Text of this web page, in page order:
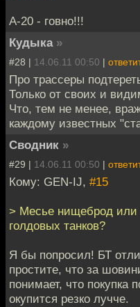
А-20 - говно!!!
Кудыка »
#28 | 14.06.11 00:50 |
Про трассеры
Только от своих и
Что, тем не менее,
каждому известных
Сводник »
#29 | 14.06.11 00:50 |
Кому: GEN-IJ, #15
> Месье нищеброд или
голдовых танков?
Я бы попросил! БТ
простите, что за
понимает, что покупка
окупится резко лучче.